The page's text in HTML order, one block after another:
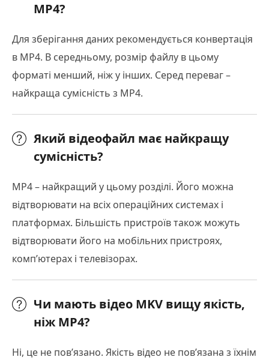
MP4?
Для зберігання даних рекомендується конвертація
в MP4. В середньому, розмір файлу в цьому
форматі менший, ніж у інших. Серед переваг –
найкраща сумісність з MP4.
Який відеофайл має найкращу
сумісність?
MP4 – найкращий у цьому розділі. Його можна
відтворювати на всіх операційних системах і
платформах. Більшість пристроїв також можуть
відтворювати його на мобільних пристроях,
комп’ютерах і телевізорах.
Чи мають відео MKV вищу якість,
ніж MP4?
Ні, це не пов’язано. Якість відео не пов’язана з їхнім